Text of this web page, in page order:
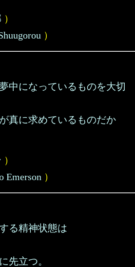
）
）
中になっているものを大切
真に求めているものだか
）
Emerson ）
る精神状態は
先立つ。